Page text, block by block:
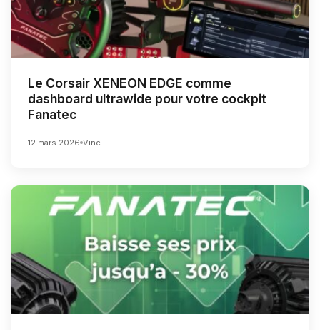
Le Corsair XENEON EDGE comme
dashboard ultrawide pour votre cockpit
Fanatec
12 mars 2026 Vinc